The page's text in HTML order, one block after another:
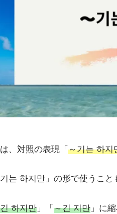
、対照の表現「 ～기는 하지
기는 하지만」の形で使うこと
하지만 」「 ～긴 지만 」に